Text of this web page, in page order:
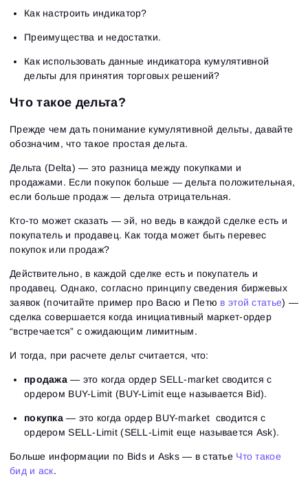
Как настроить индикатор?
Преимущества и недостатки.
Как использовать данные индикатора кумулятивной
дельты для принятия торговых решений?
Что такое дельта?
Прежде чем дать понимание кумулятивной дельты, давайте
обозначим, что такое простая дельта.
Дельта (Delta) — это разница между покупками и
продажами. Если покупок больше — дельта положительная,
если больше продаж — дельта отрицательная.
Кто-то может сказать — эй, но ведь в каждой сделке есть и
покупатель и продавец. Как тогда может быть перевес
покупок или продаж?
Действительно, в каждой сделке есть и покупатель и
продавец. Однако, согласно принципу сведения биржевых
заявок (почитайте пример про Васю и Петю в этой статье) —
сделка совершается когда инициативный маркет-ордер
“встречается” с ожидающим лимитным.
И тогда, при расчете дельт считается, что:
продажа— это когда ордер SELL-market сводится с
ордером BUY-Limit (BUY-Limit еще называется Bid).
покупка— это когда ордер BUY-market сводится с
ордером SELL-Limit (SELL-Limit еще называется Ask).
Больше информации по Bids и Asks — в статье Что такое
бид и аск.